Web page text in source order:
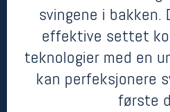
svingene i bakken.
effektive settet
teknologier med en
kan perfeksjonere
første